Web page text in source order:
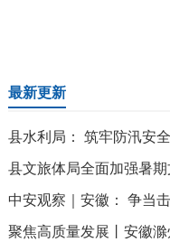
最新更新
县水利局： 筑牢防汛安
县文旅体局全面加强暑
中安观察｜安徽： 争当
聚焦高质量发展丨安徽